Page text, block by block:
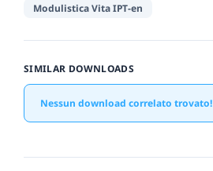
Modulistica Vita IPT-en
SIMILAR DOWNLOADS
Nessun download correlato trovato!